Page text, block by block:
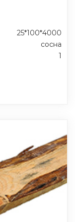
25*100*4000
сосна
1